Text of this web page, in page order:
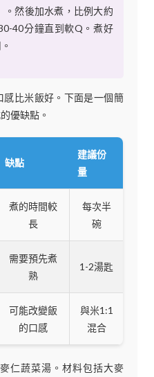
。然後加水煮，比例大約
40分鐘直到軟Q。煮好
比米飯好。下面是一個簡
優缺點。
缺點
建議份
量
煮的時間較
長
每次半
碗
需要預先煮
熟
1-2湯匙
可能改變飯
的口感
與米1:1
混合
仁蔬菜湯。材料包括大麥